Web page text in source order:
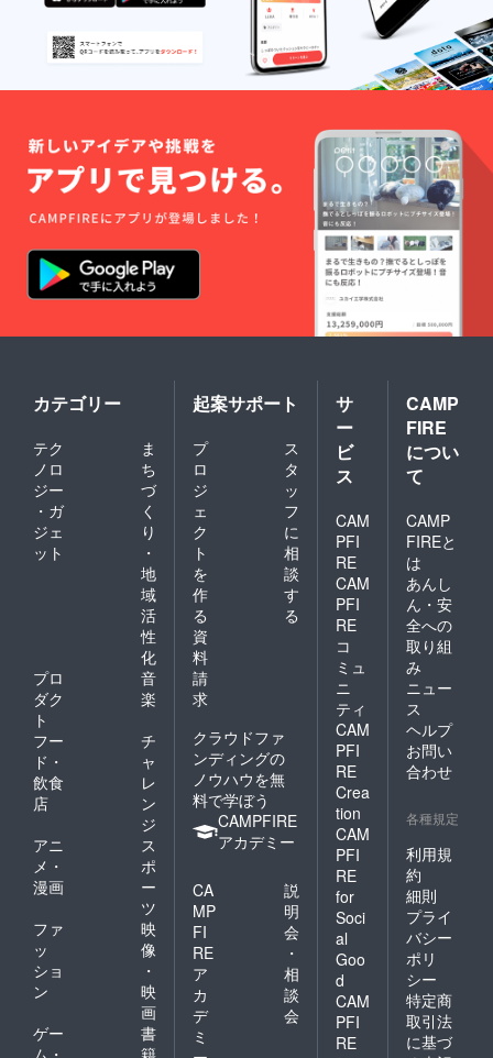
カテゴリー
テク
ノロ
ジー
・ガ
ジェ
ット
ま
ち
づ
く
り
・
地
域
活
性
化
プロ
ダク
ト
音
楽
フー
ド・
飲食
店
チ
ャ
レ
ン
ジ
アニ
メ・
漫画
ス
ポ
ー
ツ
ファ
ッ
ショ
ン
映
像
・
映
画
ゲー
ム・
書
籍
起案サポート
プ
ロ
ジ
ェ
ク
ト
を
作
る
ス
タ
ッ
フ
に
相
談
す
る
資
料
請
求
クラウドファ
ンディングの
ノウハウを無
料で学ぼう
CAMPFIRE
アカデミー
CA
MP
FI
RE
ア
カ
デ
ミ
説
明
会
・
相
談
会
サ
ー
ビ
ス
CAM
PFI
RE
CAM
PFI
RE
コ
ミュ
ニ
ティ
CAM
PFI
RE
Crea
tion
CAM
PFI
RE
for
Soci
al
Goo
d
CAM
PFI
RE
CAMP
FIRE
につい
て
CAMP
FIREと
は
あんし
ん・安
全への
取り組
み
ニュー
ス
ヘルプ
お問い
合わせ
各種規定
利用規
約
細則
プライ
バシー
ポリ
シー
特定商
取引法
に基づ